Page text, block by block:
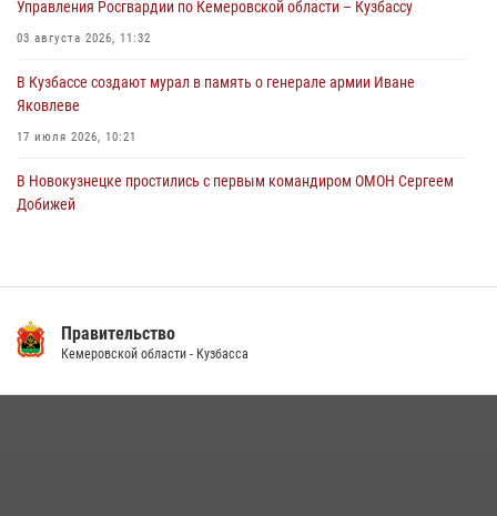
новокузнечанку от агрессивного знакомого
06 августа 2026, 07:16
Управления Росгвардии по Кемеровской области – Кузбассу
03 августа 2026, 11:32
В Кузбассе создают мурал в память о генерале армии Иване
Яковлеве
17 июля 2026, 10:21
В Новокузнецке простились с первым командиром ОМОН Сергеем
Добижей
14 июля 2026, 08:52 1
Правительство
Кемеровской области - Кузбасса